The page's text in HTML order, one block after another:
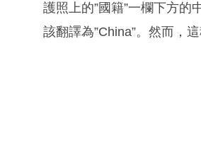
護照上的”國籍”一欄下方的
該翻譯為”China”。然而，